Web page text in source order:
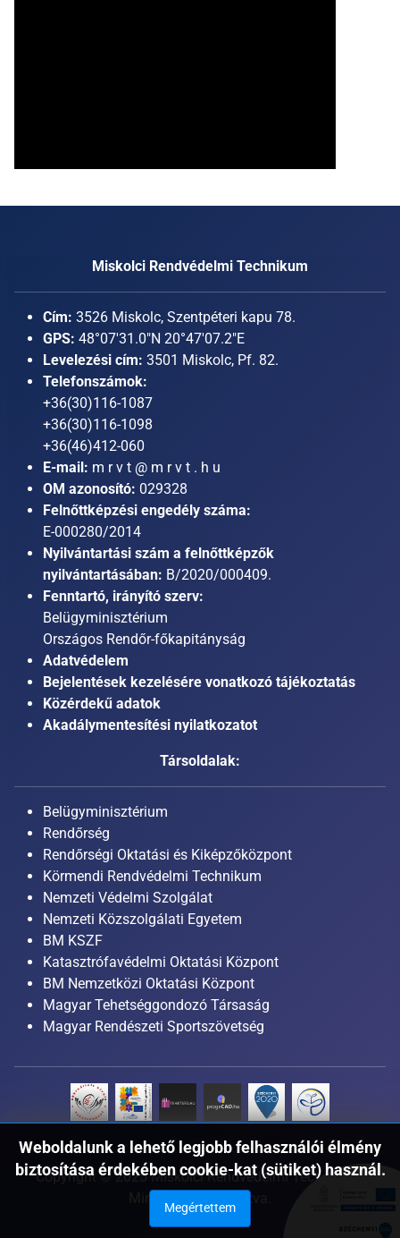
Miskolci Rendvédelmi Technikum
Cím: 3526 Miskolc, Szentpéteri kapu 78.
GPS: 48°07'31.0"N 20°47'07.2"E
Levelezési cím: 3501 Miskolc, Pf. 82.
Telefonszámok:
+36(30)116-1087
+36(30)116-1098
+36(46)412-060
E-mail: m r v t @ m r v t . h u
OM azonosító: 029328
Felnőttképzési engedély száma:
E-000280/2014
Nyilvántartási szám a felnőttképzők
nyilvántartásában: B/2020/000409.
Fenntartó, irányító szerv:
Belügyminisztérium
Országos Rendőr-főkapitányság
Adatvédelem
Bejelentések kezelésére vonatkozó tájékoztatás
Közérdekű adatok
Akadálymentesítési nyilatkozatot
Társoldalak:
Belügyminisztérium
Rendőrség
Rendőrségi Oktatási és Kiképzőközpont
Körmendi Rendvédelmi Technikum
Nemzeti Védelmi Szolgálat
Nemzeti Közszolgálati Egyetem
BM KSZF
Katasztrófavédelmi Oktatási Központ
BM Nemzetközi Oktatási Központ
Magyar Tehetséggondozó Társaság
Magyar Rendészeti Sportszövetség
Weboldalunk a lehető legjobb felhasználói élmény
biztosítása érdekében cookie-kat (sütiket) használ.
Megértettem
Copyright © 2025 Miskolci Rendvédelmi Technikum.
Minden jog fenntartva.